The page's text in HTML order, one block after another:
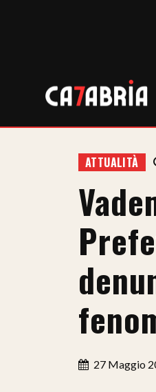
ATTUALITÀ
27 Maggio